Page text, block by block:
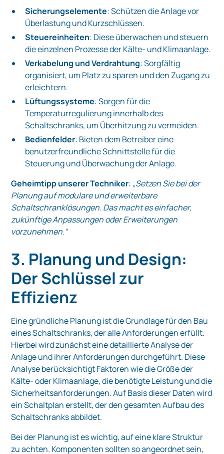
Sicherungselemente: Schützen die Anlage vor
Überlastung und Kurzschlüssen.
Steuereinheiten: Diese überwachen und steuern
die einzelnen Prozesse der Kälte- und Klimaanlage.
Verkabelung und Verdrahtung: Sorgfältig
organisiert, um Platz zu sparen und den Zugang zu
erleichtern.
Lüftungssysteme: Sorgen für die
Temperaturregulierung innerhalb des
Schaltschranks, um Überhitzung zu vermeiden.
Bedienfelder: Bieten dem Betreiber eine
benutzerfreundliche Schnittstelle für die
Steuerung und Überwachung der Anlage.
Geheimtipp unserer Techniker: „Setzen Sie bei der
Planung auf modulare und erweiterbare
Schaltschranklösungen. Das macht es einfacher,
zukünftige Anpassungen oder Erweiterungen
vorzunehmen.“
3. Planung und Design:
Der Schlüssel zur
Effizienz
Eine gründliche Planung ist die Grundlage für den Bau
eines Schaltschranks, der alle Anforderungen erfüllt.
Hierbei wird zunächst eine detaillierte Analyse der
Anlage und ihrer Anforderungen durchgeführt. Diese
Analyse berücksichtigt Faktoren wie die Größe der
Kälte- oder Klimaanlage, die benötigte Leistung und die
Sicherheitsanforderungen. Auf Basis dieser Daten wird
ein Schaltplan erstellt, der den gesamten Aufbau des
Schaltschranks abbildet.
Bei der Planung ist es wichtig, auf eine klare Struktur
zu achten. Komponenten sollten so angeordnet sein,